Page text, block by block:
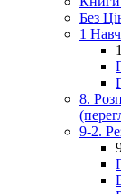
Без
1
8.
9-2.